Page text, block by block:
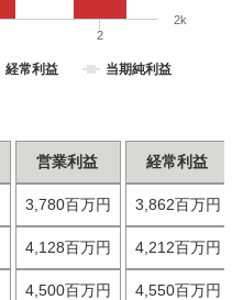
経常利益 当期純利益
2
2k
営業利益
3,780百万円
4,128百万円
4,500百万円
経常利益
3,862百万円
4,212百万円
4,550百万円